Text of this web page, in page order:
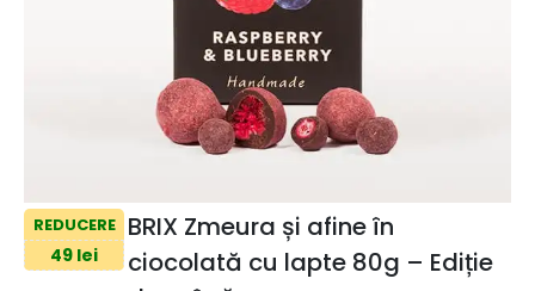
REDUCERE
49 lei
BRIX Zmeura și afine în
ciocolată cu lapte 80g – Ediție